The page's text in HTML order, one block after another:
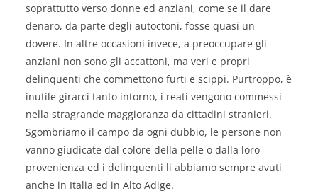
soprattutto verso donne ed anziani, come se il dare
denaro, da parte degli autoctoni, fosse quasi un
dovere. In altre occasioni invece, a preoccupare gli
anziani non sono gli accattoni, ma veri e propri
delinquenti che commettono furti e scippi. Purtroppo, è
inutile girarci tanto intorno, i reati vengono commessi
nella stragrande maggioranza da cittadini stranieri.
Sgombriamo il campo da ogni dubbio, le persone non
vanno giudicate dal colore della pelle o dalla loro
provenienza ed i delinquenti li abbiamo sempre avuti
anche in Italia ed in Alto Adige.